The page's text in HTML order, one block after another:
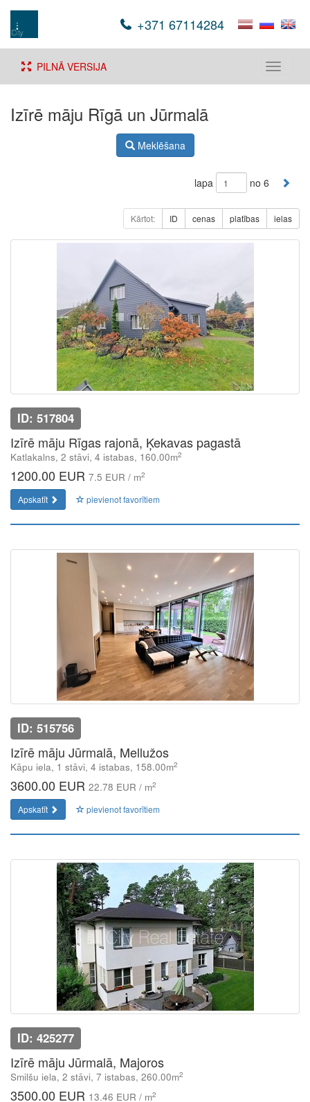
+371 67114284
Toggle
PILNĀ VERSIJA
Izīrē māju Rīgā un Jūrmalā
Meklēšana
lapa no 6
Kārtot: ID cenas platības ielas
ID: 517804
Izīrē māju Rīgas rajonā, Ķekavas pagastā
Katlakalns, 2 stāvi, 4 istabas, 160.00m2
1200.00 EUR 7.5 EUR / m2
Apskatīt pievienot favorītiem
ID: 515756
Izīrē māju Jūrmalā, Mellužos
Kāpu iela, 1 stāvi, 4 istabas, 158.00m2
3600.00 EUR 22.78 EUR / m2
Apskatīt pievienot favorītiem
ID: 425277
Izīrē māju Jūrmalā, Majoros
Smilšu iela, 2 stāvi, 7 istabas, 260.00m2
3500.00 EUR 13.46 EUR / m2